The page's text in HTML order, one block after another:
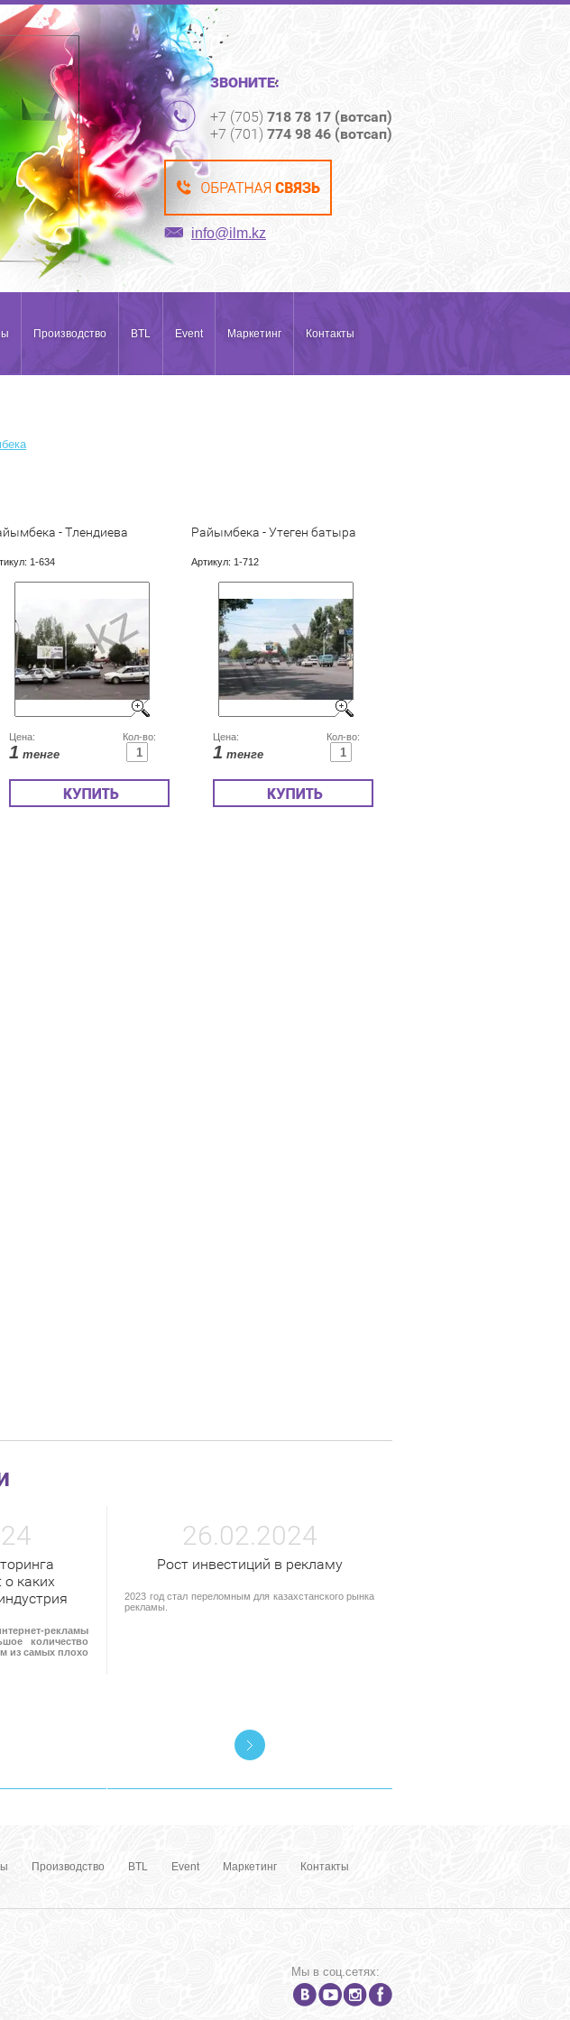
ЗВОНИТЕ:
+7 (705) 718 78 17 (вотсап)
+7 (701) 774 98 46 (вотсап)
info@ilm.kz
Производство BTL Event Маркетинг Контакты
- Тлендиева
1-634
Цена:
1 тенге
Кол-во:
Райымбека - Утеген батыра
Артикул: 1-712
Цена:
1 тенге
Кол-во:
каких
рекламы
количество
из самых плохо
26.02.2024
Рост инвестиций в рекламу
2023 год стал переломным для казахстанского рынка
рекламы.
Производство BTL Event Маркетинг Контакты
Мы в соц.сетях: